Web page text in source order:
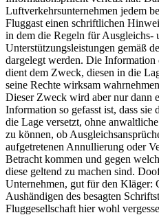
Luftverkehrsunternehmen jedem
Fluggast einen schriftlichen
in dem die Regeln für Ausgleichs-
Unterstützungsleistungen gemäß
dargelegt werden. Die Information
dient dem Zweck, diesen in die
seine Rechte wirksam
Dieser Zweck wird aber nur dann
Information so gefasst ist, dass sie
die Lage versetzt, ohne
zu können, ob
aufgetretenen Annullierung oder
Betracht kommen und gegen
diese geltend zu machen sind.
Unternehmen, gut für den Kläger:
Aushändigen des besagten
Fluggesellschaft hier wohl